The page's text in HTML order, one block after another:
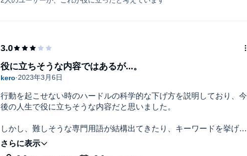
行動を起こせない時のハードルの科学的な下げ方を説明しており、今
後の人生で役に立ちそうな内容だと思いました。
しかし、難しそうな専門用語が結構出てきたり、キーワードを挙げて
るのに解説が無かったりする部分はちょっと聴くのが「めんどくさ
い」。
役に立ちそうな内容ではあるが...。